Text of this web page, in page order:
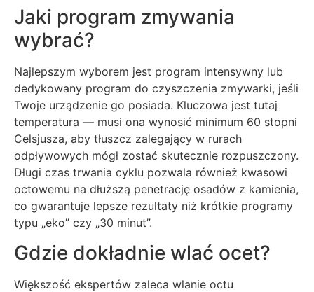
Jaki program zmywania
wybrać?
Najlepszym wyborem jest program intensywny lub
dedykowany program do czyszczenia zmywarki, jeśli
Twoje urządzenie go posiada. Kluczowa jest tutaj
temperatura — musi ona wynosić minimum 60 stopni
Celsjusza, aby tłuszcz zalegający w rurach
odpływowych mógł zostać skutecznie rozpuszczony.
Długi czas trwania cyklu pozwala również kwasowi
octowemu na dłuższą penetrację osadów z kamienia,
co gwarantuje lepsze rezultaty niż krótkie programy
typu „eko” czy „30 minut”.
Gdzie dokładnie wlać ocet?
Większość ekspertów zaleca wlanie octu